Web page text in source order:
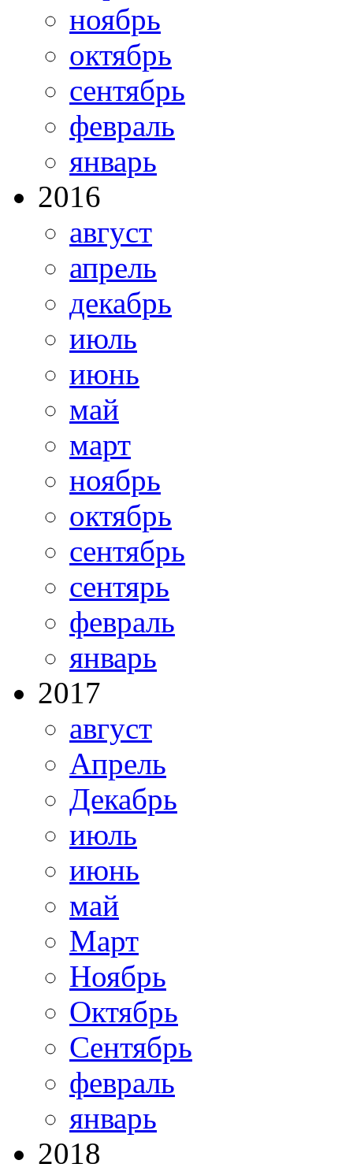
ноябрь
октябрь
сентябрь
февраль
январь
2016
август
апрель
декабрь
июль
июнь
май
март
ноябрь
октябрь
сентябрь
сентярь
февраль
январь
2017
август
Апрель
Декабрь
июль
июнь
май
Март
Ноябрь
Октябрь
Сентябрь
февраль
январь
2018